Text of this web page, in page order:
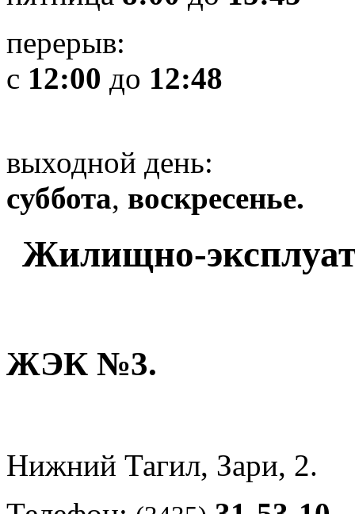
перерыв:
с 12:00 до 12:48
выходной день:
cуббота, воскресенье.
Жилищно-
ЖЭК №3.
Нижний Тагил, Зари, 2.